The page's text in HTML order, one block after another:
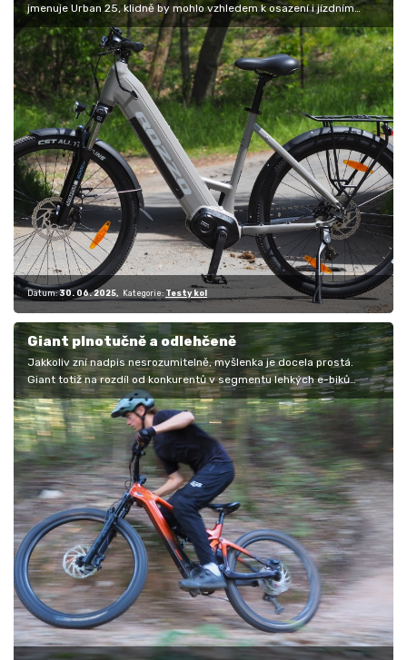
jmenuje Urban 25, klidně by mohlo vzhledem k osazení i jízdním
vlastnostem být…
Datum: 30. 06. 2025 Kategorie: Testy kol
Giant plnotučně a odlehčeně
Jakkoliv zní nadpis nesrozumitelně, myšlenka je docela prostá.
Giant totiž na rozdíl od konkurentů v segmentu lehkých e-biků
nevsadil na…